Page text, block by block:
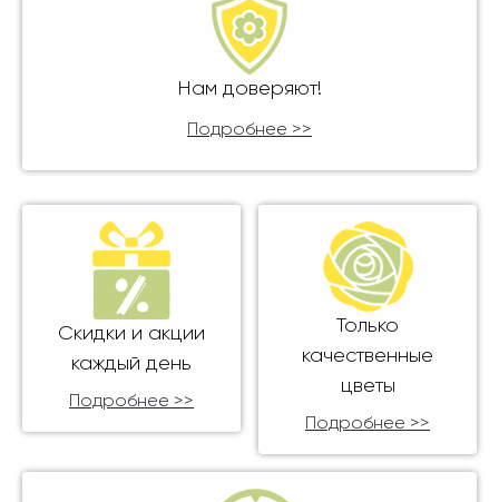
Нам доверяют!
Подробнее >>
Скидки и акции
каждый день
Подробнее >>
Только
качественные
цветы
Подробнее >>